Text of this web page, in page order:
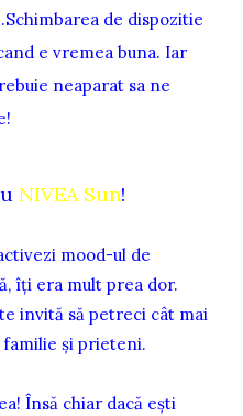
de dispozitie
e vremea buna. Iar
neaparat sa ne
NIVEA Sun!
mood-ul de
îți era mult prea dor.
invită să petreci cât mai
familie și prieteni.
Însă chiar dacă ești